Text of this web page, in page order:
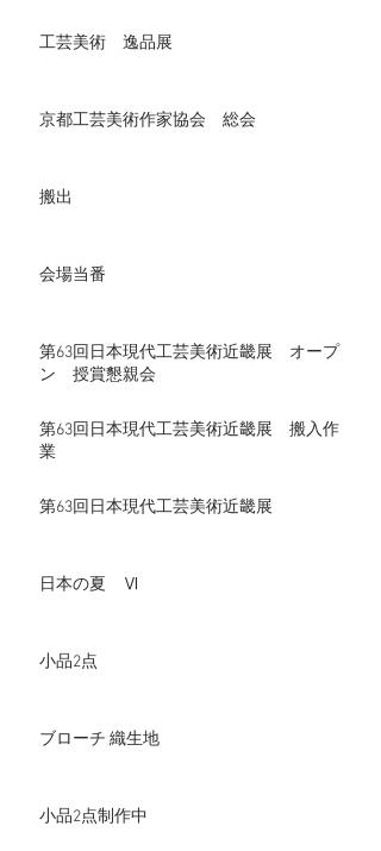
工芸美術 逸品展
京都工芸美術作家協会 総会
搬出
会場当番
第63回日本現代工芸美術近畿展 オープ
ン 授賞懇親会
第63回日本現代工芸美術近畿展 搬入作
業
第63回日本現代工芸美術近畿展
日本の夏 Ⅵ
小品2点
ブローチ 織生地
小品2点制作中